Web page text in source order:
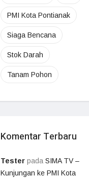
PMI Kota Pontianak
Siaga Bencana
Stok Darah
Tanam Pohon
Komentar Terbaru
Tester pada SIMA TV –
Kunjungan ke PMI Kota